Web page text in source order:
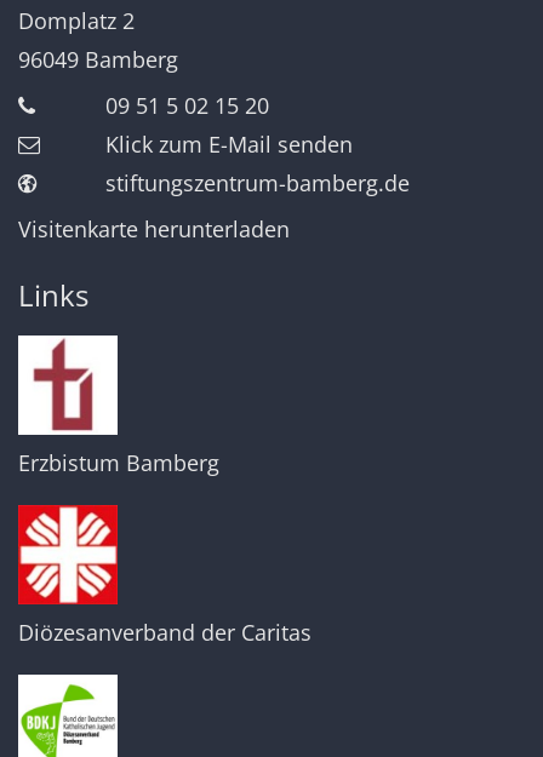
Domplatz 2
96049 Bamberg
09 51 5 02 15 20
Klick zum E-Mail senden
stiftungszentrum-bamberg.de
Visitenkarte herunterladen
Links
Erzbistum Bamberg
Diözesanverband der Caritas